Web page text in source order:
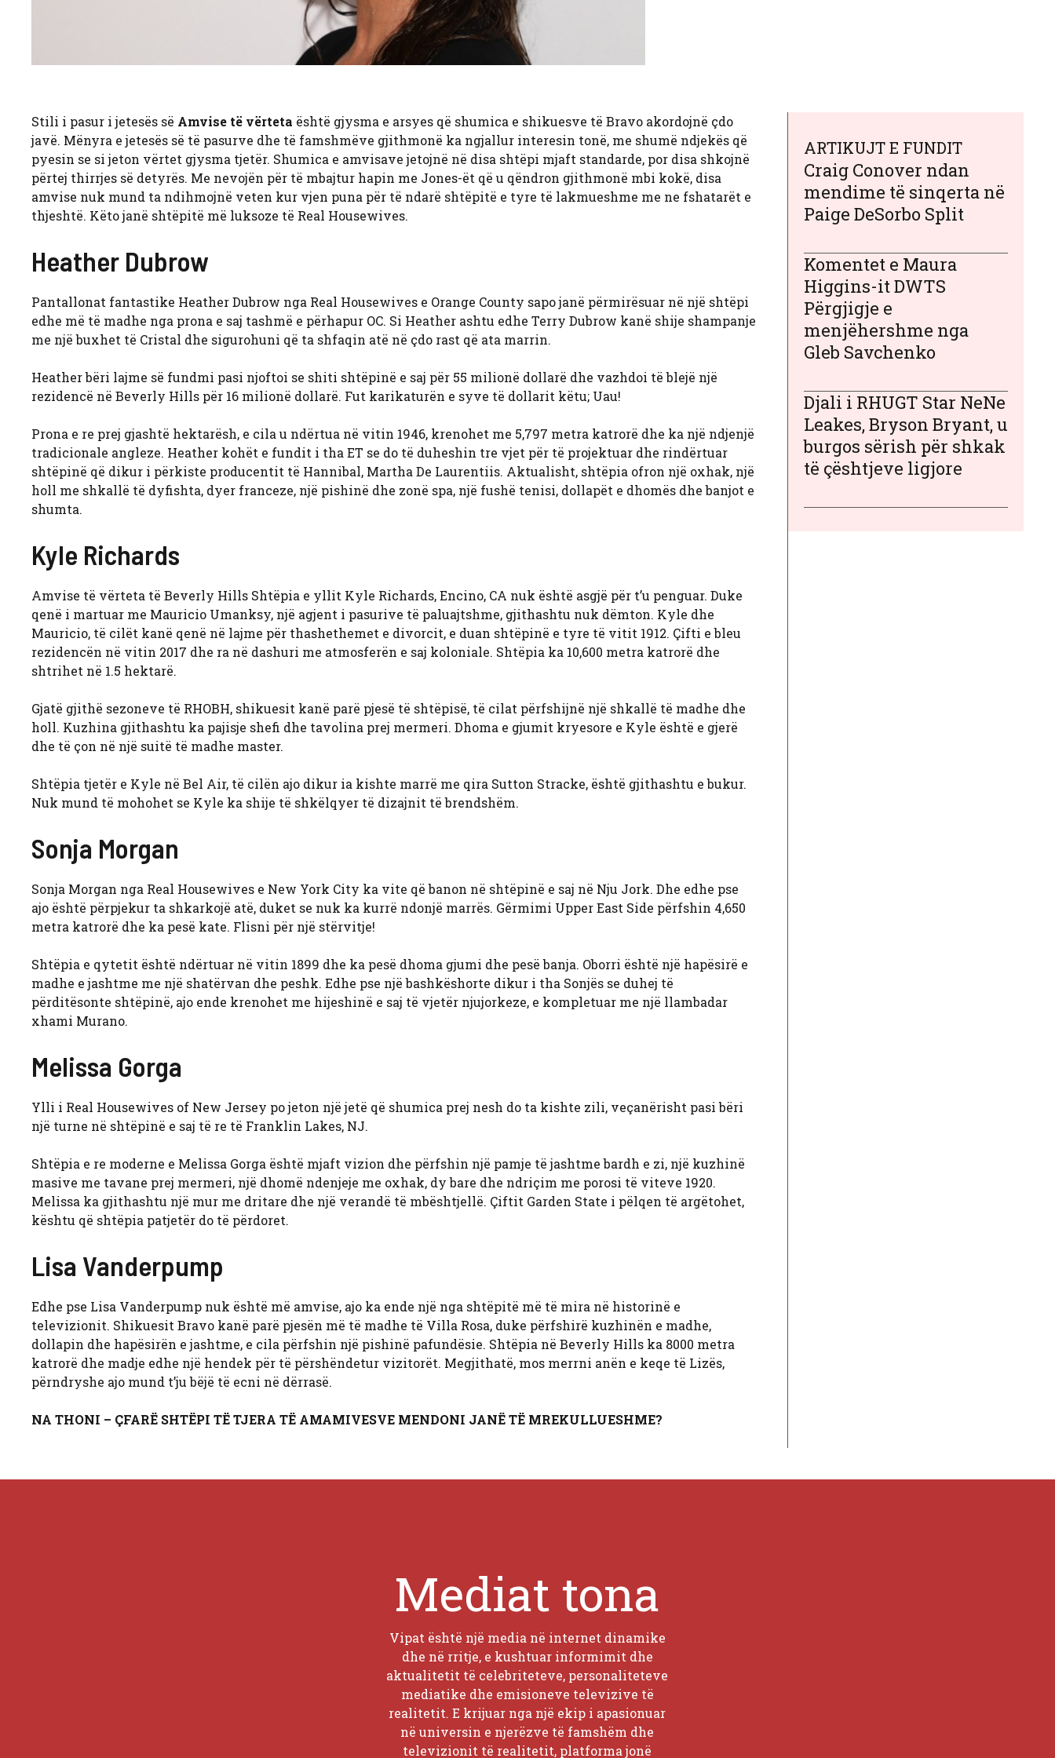
Stili i pasur i jetesës së Amvise të vërteta është gjysma e arsyes që shumica e shikuesve të Bravo akordojnë çdo
javë. Mënyra e jetesës së të pasurve dhe të famshmëve gjithmonë ka ngjallur interesin tonë, me shumë ndjekës që
pyesin se si jeton vërtet gjysma tjetër. Shumica e amvisave jetojnë në disa shtëpi mjaft standarde, por disa shkojnë
përtej thirrjes së detyrës. Me nevojën për të mbajtur hapin me Jones-ët që u qëndron gjithmonë mbi kokë, disa
amvise nuk mund ta ndihmojnë veten kur vjen puna për të ndarë shtëpitë e tyre të lakmueshme me ne fshatarët e
thjeshtë. Këto janë shtëpitë më luksoze të Real Housewives.
Heather Dubrow
Pantallonat fantastike Heather Dubrow nga Real Housewives e Orange County sapo janë përmirësuar në një shtëpi
edhe më të madhe nga prona e saj tashmë e përhapur OC. Si Heather ashtu edhe Terry Dubrow kanë shije shampanje
me një buxhet të Cristal dhe sigurohuni që ta shfaqin atë në çdo rast që ata marrin.
Heather bëri lajme së fundmi pasi njoftoi se shiti shtëpinë e saj për 55 milionë dollarë dhe vazhdoi të blejë një
rezidencë në Beverly Hills për 16 milionë dollarë. Fut karikaturën e syve të dollarit këtu; Uau!
Prona e re prej gjashtë hektarësh, e cila u ndërtua në vitin 1946, krenohet me 5,797 metra katrorë dhe ka një ndjenjë
tradicionale angleze. Heather kohët e fundit i tha ET se do të duheshin tre vjet për të projektuar dhe rindërtuar
shtëpinë që dikur i përkiste producentit të Hannibal, Martha De Laurentiis. Aktualisht, shtëpia ofron një oxhak, një
holl me shkallë të dyfishta, dyer franceze, një pishinë dhe zonë spa, një fushë tenisi, dollapët e dhomës dhe banjot e
shumta.
Kyle Richards
Amvise të vërteta të Beverly Hills Shtëpia e yllit Kyle Richards, Encino, CA nuk është asgjë për t’u penguar. Duke
qenë i martuar me Mauricio Umanksy, një agjent i pasurive të paluajtshme, gjithashtu nuk dëmton. Kyle dhe
Mauricio, të cilët kanë qenë në lajme për thashethemet e divorcit, e duan shtëpinë e tyre të vitit 1912. Çifti e bleu
rezidencën në vitin 2017 dhe ra në dashuri me atmosferën e saj koloniale. Shtëpia ka 10,600 metra katrorë dhe
shtrihet në 1.5 hektarë.
Gjatë gjithë sezoneve të RHOBH, shikuesit kanë parë pjesë të shtëpisë, të cilat përfshijnë një shkallë të madhe dhe
holl. Kuzhina gjithashtu ka pajisje shefi dhe tavolina prej mermeri. Dhoma e gjumit kryesore e Kyle është e gjerë
dhe të çon në një suitë të madhe master.
Shtëpia tjetër e Kyle në Bel Air, të cilën ajo dikur ia kishte marrë me qira Sutton Stracke, është gjithashtu e bukur.
Nuk mund të mohohet se Kyle ka shije të shkëlqyer të dizajnit të brendshëm.
Sonja Morgan
Sonja Morgan nga Real Housewives e New York City ka vite që banon në shtëpinë e saj në Nju Jork. Dhe edhe pse
ajo është përpjekur ta shkarkojë atë, duket se nuk ka kurrë ndonjë marrës. Gërmimi Upper East Side përfshin 4,650
metra katrorë dhe ka pesë kate. Flisni për një stërvitje!
Shtëpia e qytetit është ndërtuar në vitin 1899 dhe ka pesë dhoma gjumi dhe pesë banja. Oborri është një hapësirë ​​e
madhe e jashtme me një shatërvan dhe peshk. Edhe pse një bashkëshorte dikur i tha Sonjës se duhej të
përditësonte shtëpinë, ajo ende krenohet me hijeshinë e saj të vjetër njujorkeze, e kompletuar me një llambadar
xhami Murano.
Melissa Gorga
Ylli i Real Housewives of New Jersey po jeton një jetë që shumica prej nesh do ta kishte zili, veçanërisht pasi bëri
një turne në shtëpinë e saj të re të Franklin Lakes, NJ.
Shtëpia e re moderne e Melissa Gorga është mjaft vizion dhe përfshin një pamje të jashtme bardh e zi, një kuzhinë
masive me tavane prej mermeri, një dhomë ndenjeje me oxhak, dy bare dhe ndriçim me porosi të viteve 1920.
Melissa ka gjithashtu një mur me dritare dhe një verandë të mbështjellë. Çiftit Garden State i pëlqen të argëtohet,
kështu që shtëpia patjetër do të përdoret.
Lisa Vanderpump
Edhe pse Lisa Vanderpump nuk është më amvise, ajo ka ende një nga shtëpitë më të mira në historinë e
televizionit. Shikuesit Bravo kanë parë pjesën më të madhe të Villa Rosa, duke përfshirë kuzhinën e madhe,
dollapin dhe hapësirën e jashtme, e cila përfshin një pishinë pafundësie. Shtëpia në Beverly Hills ka 8000 metra
katrorë dhe madje edhe një hendek për të përshëndetur vizitorët. Megjithatë, mos merrni anën e keqe të Lizës,
përndryshe ajo mund t’ju bëjë të ecni në dërrasë.
NA THONI – ÇFARË SHTËPI TË TJERA TË AMAMIVESVE MENDONI JANË TË MREKULLUESHME?
ARTIKUJT E FUNDIT
Craig Conover ndan
mendime të sinqerta në
Paige DeSorbo Split
Komentet e Maura
Higgins-it DWTS
Përgjigje e
menjëhershme nga
Gleb Savchenko
Djali i RHUGT Star NeNe
Leakes, Bryson Bryant, u
burgos sërish për shkak
të çështjeve ligjore
Mediat tona
Vipat është një media në internet dinamike
dhe në rritje, e kushtuar informimit dhe
aktualitetit të celebriteteve, personaliteteve
mediatike dhe emisioneve televizive të
realitetit. E krijuar nga një ekip i apasionuar
në universin e njerëzve të famshëm dhe
televizionit të realitetit, platforma jonë